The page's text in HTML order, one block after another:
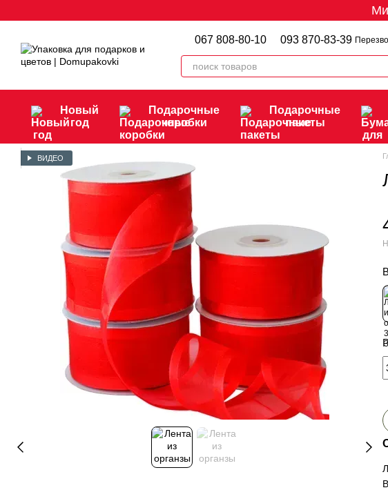
067 808-80-10 093 870-83-39
Новый
год
Подарочные
коробки
Подарочные
пакеты
ВИДЕО